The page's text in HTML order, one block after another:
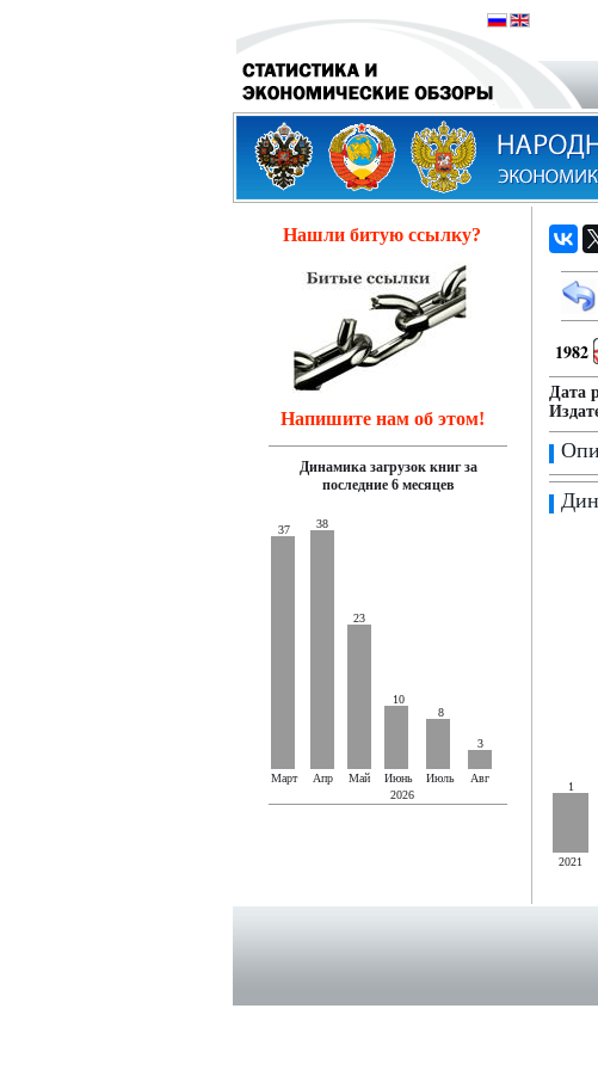
Нашли битую ссылку?
Напишите нам об этом!
Динамика загрузок книг за
последние 6 месяцев
37 38
23
10
8
3
Март Апр Май Июнь Июль
Авг
2026
1982
Дата
1
2021